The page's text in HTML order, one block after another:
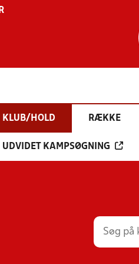
KLUB/HOLD RÆKKE
UDVIDET KAMPSØGNING